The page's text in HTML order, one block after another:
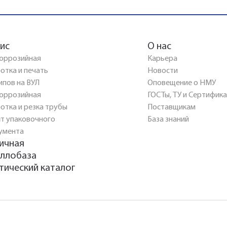
и печать
на ВУЛ
и резка трубы
упаковочного
каталог
О нас
Карьера
Новости
Оповещение о НМУ
ГОСТы, ТУ и
Поставщикам
База знаний